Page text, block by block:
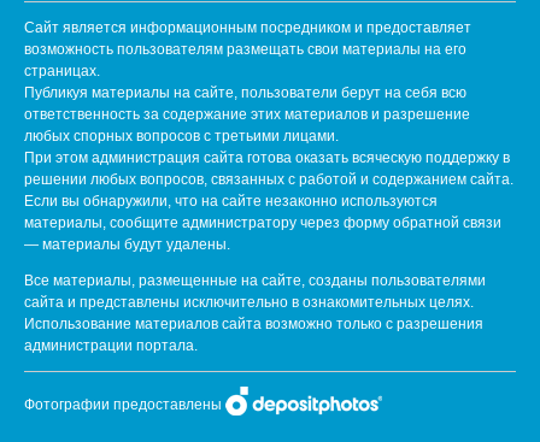
Сайт является информационным посредником и предоставляет
возможность пользователям размещать свои материалы на его
страницах.
Публикуя материалы на сайте, пользователи берут на себя всю
ответственность за содержание этих материалов и разрешение
любых спорных вопросов с третьими лицами.
При этом администрация сайта готова оказать всяческую поддержку в
решении любых вопросов, связанных с работой и содержанием сайта.
Если вы обнаружили, что на сайте незаконно используются
материалы, сообщите администратору через форму обратной связи
— материалы будут удалены.
Все материалы, размещенные на сайте, созданы пользователями
сайта и представлены исключительно в ознакомительных целях.
Использование материалов сайта возможно только с разрешения
администрации портала.
Фотографии предоставлены